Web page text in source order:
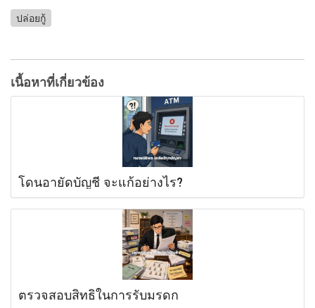
ปล่อยกู้
เนื้อหาที่เกี่ยวข้อง
โดนอายัดบัญชี จะแก้อย่างไร?
ตรวจสอบสิทธิในการรับมรดก